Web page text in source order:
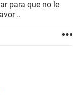
para que no le
..